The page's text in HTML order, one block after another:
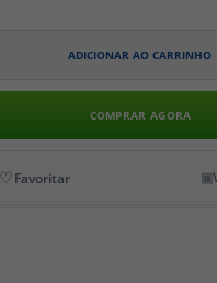
ADICIONAR AO CARRINHO
COMPRAR AGORA